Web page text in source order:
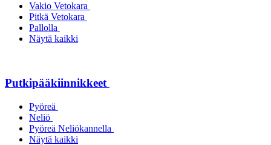
Vakio Vetokara
Pitkä Vetokara
Pallolla
Näytä kaikki
Putkipääkiinnikkeet
Pyöreä
Neliö
Pyöreä Neliökannella
Näytä kaikki